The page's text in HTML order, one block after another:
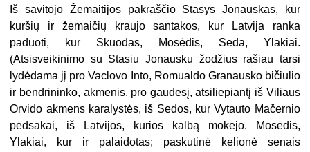
Iš savitojo Žemaitijos pakraščio Stasys Jonauskas, kur
kuršių ir žemaičių kraujo santakos, kur Latvija ranka
paduoti, kur Skuodas, Mosėdis, Seda, Ylakiai.
(Atsisveikinimo su Stasiu Jonausku žodžius rašiau tarsi
lydėdama jį pro Vaclovo Into, Romualdo Granausko bičiulio
ir bendrininko, akmenis, pro gaudesį, atsiliepiantį iš Viliaus
Orvido akmens karalystės, iš Sedos, kur Vytauto Mačernio
pėdsakai, iš Latvijos, kurios kalbą mokėjo. Mosėdis,
Ylakiai, kur ir palaidotas; paskutinė kelionė senais